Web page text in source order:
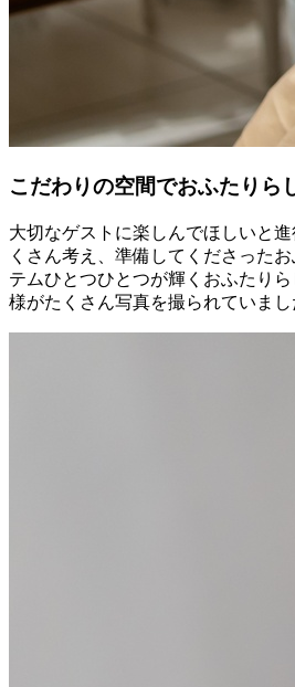
こだわりの空間でおふたりら
大切なゲストに楽しんでほしいと
くさん考え、準備してくださった
テムひとつひとつが輝くおふたり
様がたくさん写真を撮られていまし